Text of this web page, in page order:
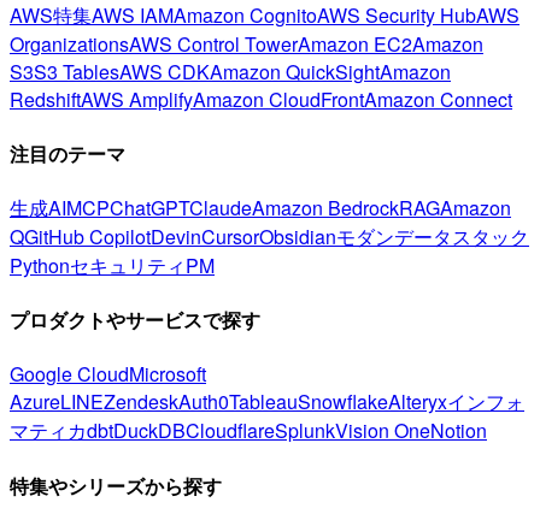
AWS特集AWS IAMAmazon CognitoAWS Security HubAWS
OrganizationsAWS Control TowerAmazon EC2Amazon
S3S3 TablesAWS CDKAmazon QuickSightAmazon
RedshiftAWS AmplifyAmazon CloudFrontAmazon Connect
注目のテーマ
生成AIMCPChatGPTClaudeAmazon BedrockRAGAmazon
QGitHub CopilotDevinCursorObsidianモダンデータスタック
PythonセキュリティPM
プロダクトやサービスで探す
Google CloudMicrosoft
AzureLINEZendeskAuth0TableauSnowflakeAlteryxインフォ
マティカdbtDuckDBCloudflareSplunkVision OneNotion
特集やシリーズから探す